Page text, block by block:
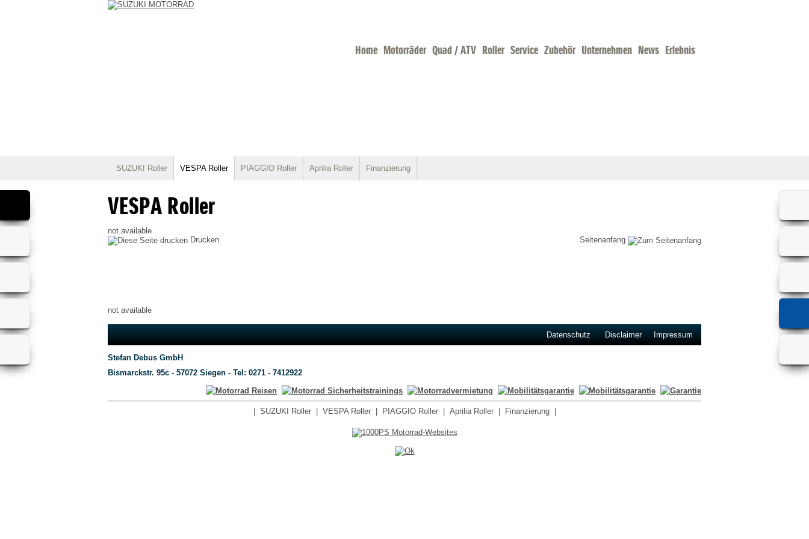
SUZUKI Roller VESPA Roller PIAGGIO Roller Aprilia Roller Finanzierung
Home Motorräder Quad / ATV Roller Service Zubehör Unternehmen News Erlebnis
VESPA Roller
not available
Drucken
Seitenanfang
not available
Datenschutz Disclaimer Impressum
Stefan Debus GmbH
Bismarckstr. 95c - 57072 Siegen - Tel: 0271 - 7412922
SUZUKI Roller VESPA Roller PIAGGIO Roller Aprilia Roller Finanzierung